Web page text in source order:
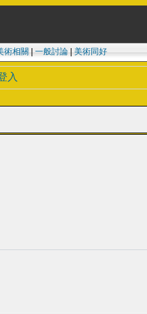
術相關 一般討論| 美術同好
入